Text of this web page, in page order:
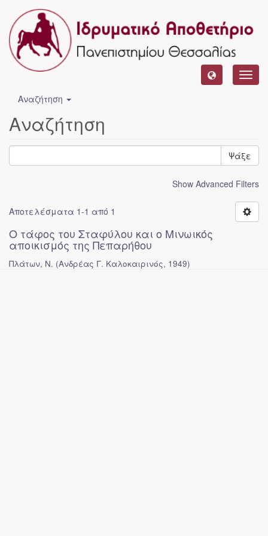
Αναζήτηση
Αναζήτηση
Ψάξε
Show Advanced Filters
Αποτελέσματα 1-1 από 1
Ο τάφος του Σταφύλου και ο Μινωικός
αποικισμός της Πεπαρήθου
Πλάτων, Ν. (Ανδρέας Γ. Καλοκαιρινός, 1949)